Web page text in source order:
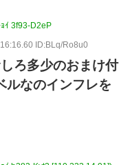
ｲ 3f93-D2eP
ID:BLq/Ro8u0
ろ多少のおまけ付
ルなのインフレを